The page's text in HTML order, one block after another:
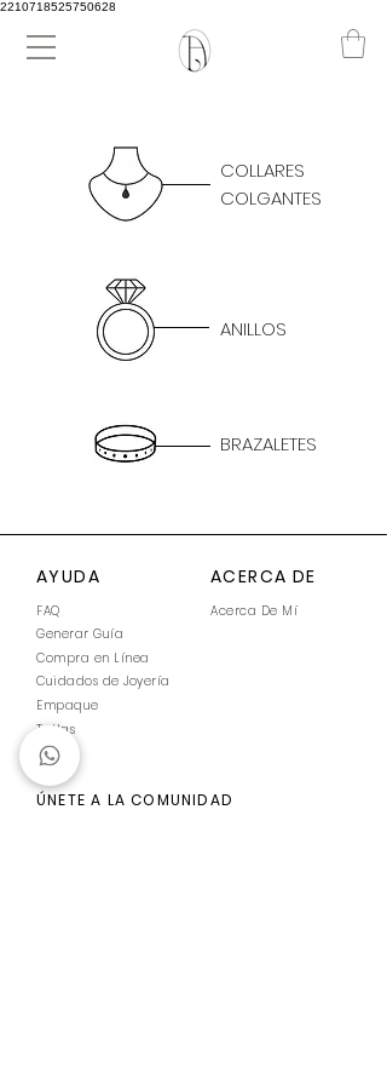
2210718525750628
COLLARES
COLGANTES
ANILLOS
BRAZALETES
AYUDA ACERCA DE
FAQ
Acerca De Mí
Generar Guía
Compra en Línea
Cuidados de Joyería
Empaque
Tallas
ÚNETE A LA COMUNIDAD